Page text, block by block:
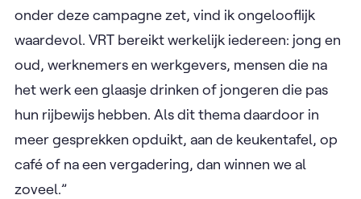
onder deze campagne zet, vind ik ongelooflijk
waardevol. VRT bereikt werkelijk iedereen: jong en
oud, werknemers en werkgevers, mensen die na
het werk een glaasje drinken of jongeren die pas
hun rijbewijs hebben. Als dit thema daardoor in
meer gesprekken opduikt, aan de keukentafel, op
café of na een vergadering, dan winnen we al
zoveel.”